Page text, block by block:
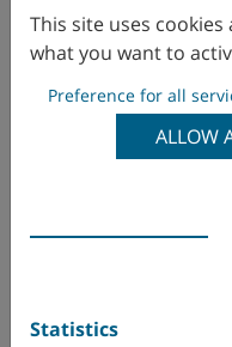
Colombia
Corea
Dinamarca
Egipto
WFL Millturn
LE16 8BD Leicestershire
This site uses
what you want to
Preference for all
ALLOW
Statistics